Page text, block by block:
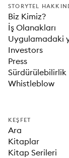
STORYTEL
Biz Kimiz?
İş Olanakları
Uygulamadaki
Investors
Press
Sürdürülebilirlik
Whistleblow
KEŞFET
Ara
Kitaplar
Kitap Serileri